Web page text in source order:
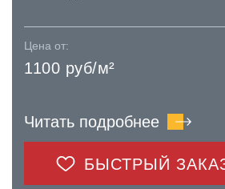
Цена от:
1100 руб/м²
Читать подробнее
БЫСТРЫЙ